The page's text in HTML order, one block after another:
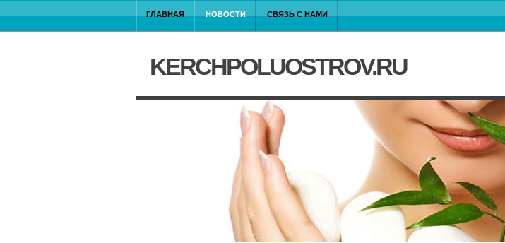
ГЛАВНАЯ НОВОСТИ СВЯЗЬ С НАМИ
KERCHPOLUOSTROV.RU